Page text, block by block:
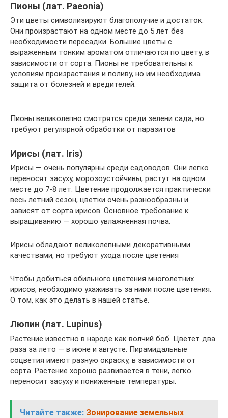
Пионы (лат. Paeonia)
Эти цветы символизируют благополучие и достаток.
Они произрастают на одном месте до 5 лет без
необходимости пересадки. Большие цветы с
выраженным тонким ароматом отличаются по цвету, в
зависимости от сорта. Пионы не требовательны к
условиям произрастания и поливу, но им необходима
защита от болезней и вредителей.
Пионы великолепно смотрятся среди зелени сада, но
требуют регулярной обработки от паразитов
Ирисы (лат. Iris)
Ирисы — очень популярны среди садоводов. Они легко
переносят засуху, морозоустойчивы, растут на одном
месте до 7-8 лет. Цветение продолжается практически
весь летний сезон, цветки очень разнообразны и
зависят от сорта ирисов. Основное требование к
выращиванию — хорошо увлажненная почва.
Ирисы обладают великолепными декоративными
качествами, но требуют ухода после цветения
Чтобы добиться обильного цветения многолетних
ирисов, необходимо ухаживать за ними после цветения.
О том, как это делать в нашей статье.
Люпин (лат. Lupinus)
Растение известно в народе как волчий боб. Цветет два
раза за лето — в июне и августе. Пирамидальные
соцветия имеют разную окраску, в зависимости от
сорта. Растение хорошо развивается в тени, легко
переносит засуху и пониженные температуры.
Читайте также: Зонирование земельных